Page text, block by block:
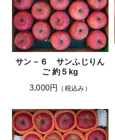
サン－６ サンふじりん
ご 約５kg
3,000円
（税込み）